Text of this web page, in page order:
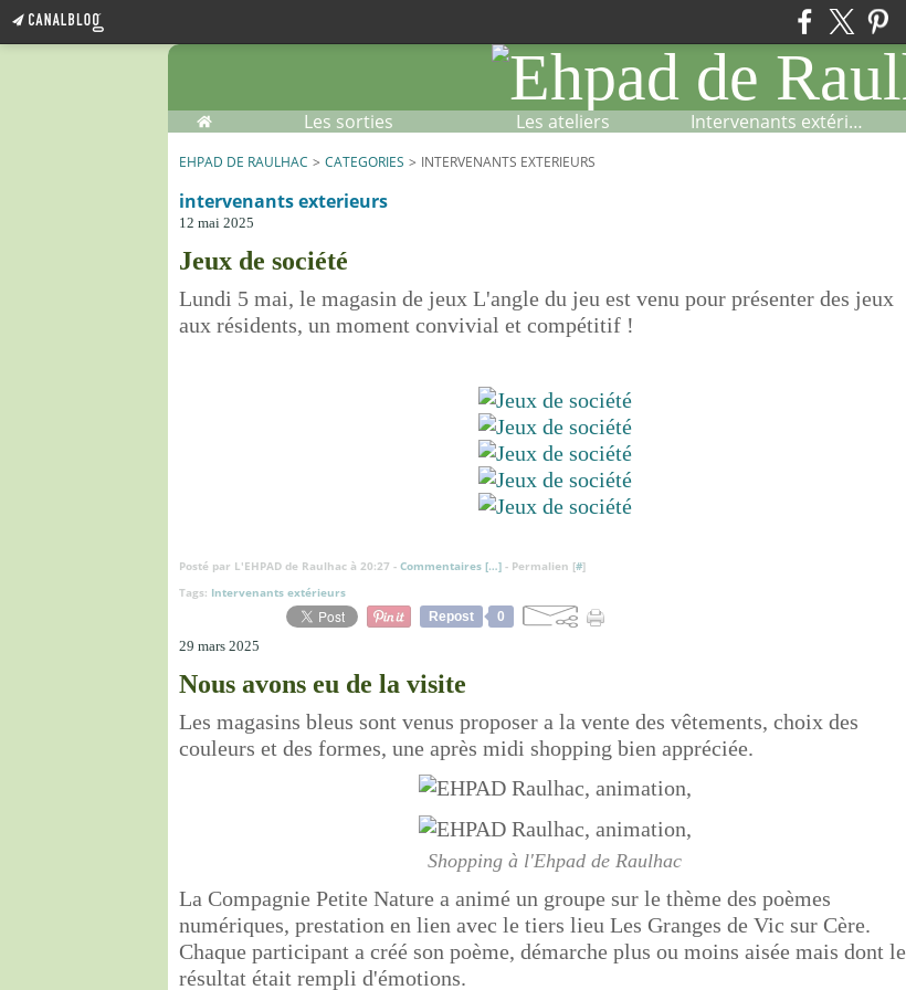
Home Les sorties Les ateliers Intervenants extérieurs
EHPAD DE RAULHAC > CATEGORIES > INTERVENANTS EXTERIEURS
intervenants exterieurs
12 mai 2025
Jeux de société
Lundi 5 mai, le magasin de jeux L'angle du jeu est venu pour présenter des jeux
aux résidents, un moment convivial et compétitif !
Posté par L'EHPAD de Raulhac à 20:27 - Commentaires […] - Permalien [#]
Tags: Intervenants extérieurs
Repost
0
29 mars 2025
Nous avons eu de la visite
Les magasins bleus sont venus proposer a la vente des vêtements, choix des
couleurs et des formes, une après midi shopping bien appréciée.
Shopping à l'Ehpad de Raulhac
La Compagnie Petite Nature a animé un groupe sur le thème des poèmes
numériques, prestation en lien avec le tiers lieu Les Granges de Vic sur Cère.
Chaque participant a créé son poème, démarche plus ou moins aisée mais dont le
résultat était rempli d'émotions.